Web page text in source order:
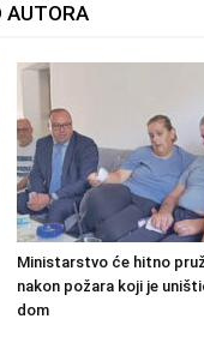
AUTORA
Ministarstvo će hitno
nakon požara koji je
dom